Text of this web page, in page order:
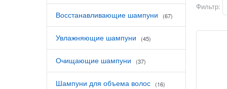
Восстанавливающие шампуни (67)
Увлажняющие шампуни (45)
Очищающие шампуни (37)
Шампуни для объема волос (16)
Фильтр: